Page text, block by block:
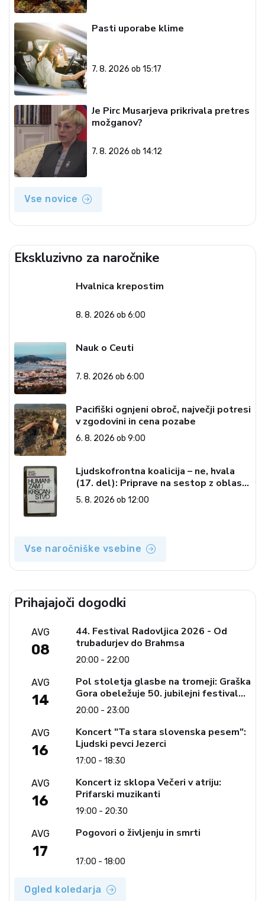
Pasti uporabe klime
7. 8. 2026 ob 15:17
Je Pirc Musarjeva prikrivala pretres
možganov?
7. 8. 2026 ob 14:12
Vse novice
Ekskluzivno za naročnike
Hvalnica krepostim
8. 8. 2026 ob 6:00
Nauk o Ceuti
7. 8. 2026 ob 6:00
Pacifiški ognjeni obroč, največji potresi
v zgodovini in cena pozabe
6. 8. 2026 ob 9:00
Ljudskofrontna koalicija – ne, hvala
(17. del): Priprave na sestop z oblasti
– dvorska opozicija 6: Gramsci na delu:
Revija 2000 in revolucionarna
5. 8. 2026 ob 12:00
Vse naročniške vsebine
Prihajajoči dogodki
AVG
08
44. Festival Radovljica 2026 - Od
trubadurjev do Brahmsa
20:00 - 22:00
AVG
14
Pol stoletja glasbe na tromeji: Graška
Gora obeležuje 50. jubilejni festival
narodno-zabavne glasbe
20:00 - 23:00
AVG
16
Koncert "Ta stara slovenska pesem":
Ljudski pevci Jezerci
17:00 - 18:30
AVG
16
Koncert iz sklopa Večeri v atriju:
Prifarski muzikanti
19:00 - 20:30
AVG
17
Pogovori o življenju in smrti
17:00 - 18:00
Ogled koledarja